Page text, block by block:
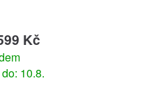
Kč
10.8.